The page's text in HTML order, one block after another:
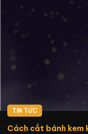
TIN TỨC
Cách cắt bánh kem